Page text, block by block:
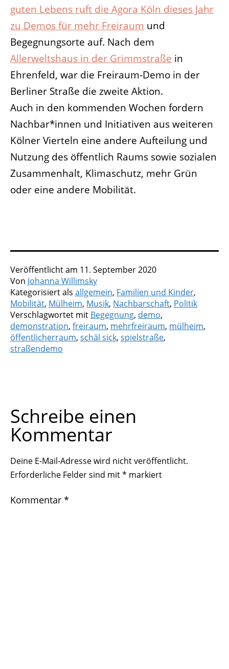
guten Lebens ruft die Agora Köln dieses Jahr
zu Demos für mehr Freiraum und
Begegnungsorte auf. Nach dem
Allerweltshaus in der Grimmstraße in
Ehrenfeld, war die Freiraum-Demo in der
Berliner Straße die zweite Aktion.
Auch in den kommenden Wochen fordern
Nachbar*innen und Initiativen aus weiteren
Kölner Vierteln eine andere Aufteilung und
Nutzung des öffentlich Raums sowie sozialen
Zusammenhalt, Klimaschutz, mehr Grün
oder eine andere Mobilität.
Veröffentlicht am 11. September 2020
Von Johanna Willimsky
Kategorisiert als allgemein, Familien und Kinder,
Mobilität, Mülheim, Musik, Nachbarschaft, Politik
Verschlagwortet mit Begegnung, demo,
demonstration, freiraum, mehrfreiraum, mülheim,
öffentlicherraum, schäl sick, spielstraße,
straßendemo
Schreibe einen
Kommentar
Deine E-Mail-Adresse wird nicht veröffentlicht.
Erforderliche Felder sind mit* markiert
Kommentar *